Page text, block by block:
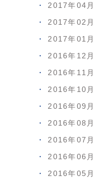
2017年04月
2017年02月
2017年01月
2016年12月
2016年11月
2016年10月
2016年09月
2016年08月
2016年07月
2016年06月
2016年05月